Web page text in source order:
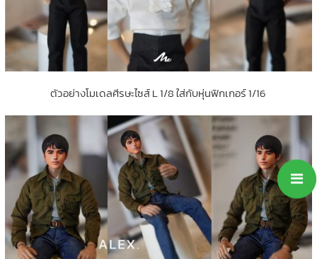
ตัวอย่างโมเดลศีรษะไซส์ L 1/8 ใส่กับหุ่นฟิกเกอร์ 1/16